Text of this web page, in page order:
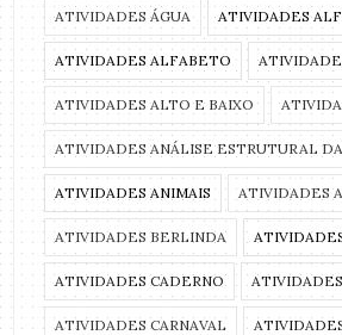
ATIVIDADES ÁGUA ATIVIDADES
ATIVIDADES ALFABETO
ATIVIDADES ALTO E BAIXO
ATIVIDADES ANÁLISE ESTRUTURAL
ATIVIDADES ANIMAIS ATIVIDADES
ATIVIDADES BERLINDA
ATIVIDADES CADERNO
ATIVIDADES CARNAVAL